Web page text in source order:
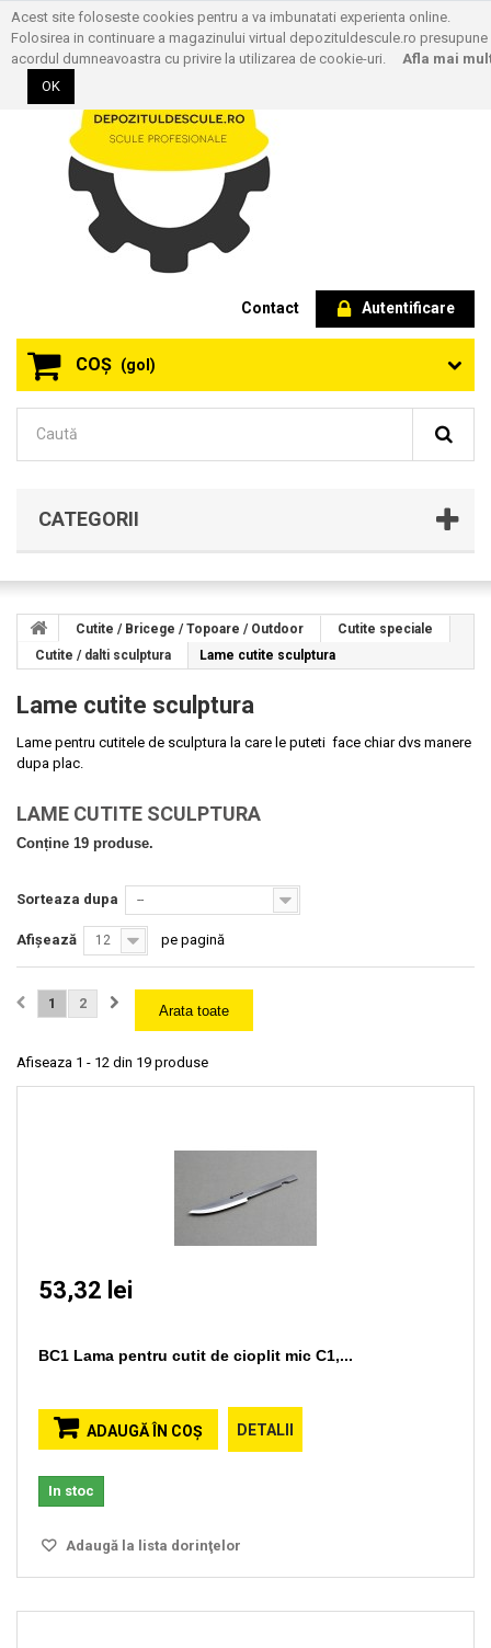
Autentificare
Contact
COŞ (gol)
CATEGORII
Cutite / Bricege / Topoare / Outdoor
Cutite speciale
Cutite / dalti sculptura
Lame cutite sculptura
Lame cutite sculptura
Lame pentru cutitele de sculptura la care le puteti face chiar dvs manere
dupa plac.
LAME CUTITE SCULPTURA
Conține 19 produse.
Sorteaza dupa --
Afișează 12 pe pagină
Arata toate
1 2
Afiseaza 1 - 12 din 19 produse
53,32 lei
BC1 Lama pentru cutit de cioplit mic C1,...
ADAUGĂ ÎN COŞ DETALII
In stoc
Adaugă la lista dorinţelor
Acest site foloseste cookies pentru a va imbunatati experienta online.
Folosirea in continuare a magazinului virtual depozituldescule.ro presupune
acordul dumneavoastra cu privire la utilizarea de cookie-uri. Afla mai
OK